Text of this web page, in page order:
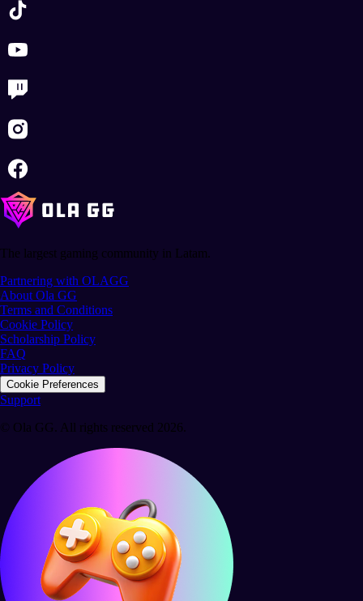
The largest gaming community in Latam.
Partnering with OLAGG
About Ola GG
Terms and Conditions
Cookie Policy
Scholarship Policy
FAQ
Privacy Policy
Cookie Preferences
Support
© Ola GG. All rights reserved 2026.